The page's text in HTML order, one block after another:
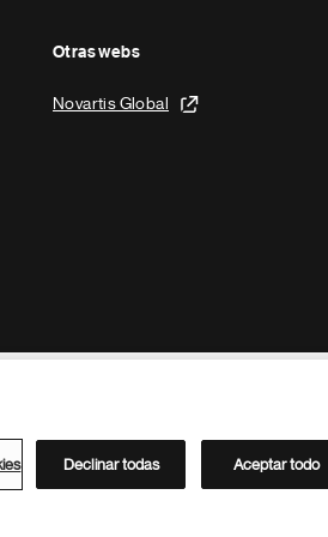
Otras webs
Novartis Global
Directorio de
Declinar todas Aceptar todo